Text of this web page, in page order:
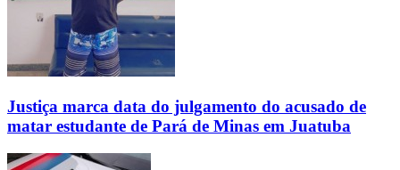
Justiça marca data do julgamento do acusado de
matar estudante de Pará de Minas em Juatuba